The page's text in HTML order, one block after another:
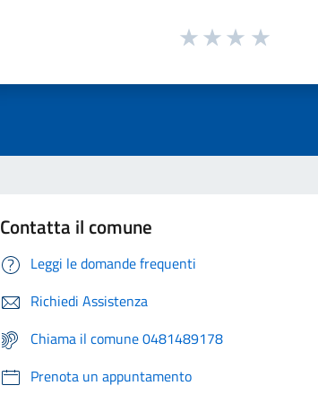
Contatta il comune
Leggi le domande frequenti
Richiedi Assistenza
Chiama il comune 0481489178
Prenota un appuntamento